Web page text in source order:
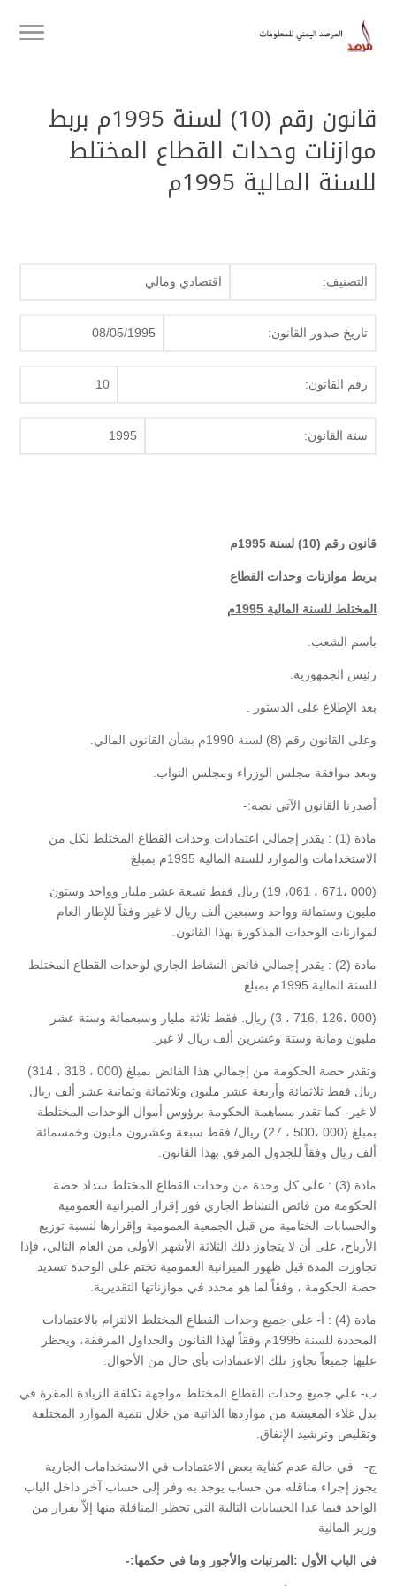
قانون رقم (10) لسنة 1995م بربط
موازنات وحدات القطاع المختلط
للسنة المالية 1995م
التصنيف: اقتصادي ومالي
تاريخ صدور القانون: 08/05/1995
رقم القانون: 10
سنة القانون: 1995
قانون رقم (10) لسنة 1995م
بربط موازنات وحدات القطاع
المختلط للسنة المالية 1995م
باسم الشعب.
رئيس الجمهورية.
بعد الإطلاع على الدستور .
وعلى القانون رقم (8) لسنة 1990م بشأن القانون المالي.
وبعد موافقة مجلس الوزراء ومجلس النواب.
أصدرنا القانون الآتي نصه:-
مادة (1) : يقدر إجمالي اعتمادات وحدات القطاع المختلط لكل من
الاستخدامات والموارد للسنة المالية 1995م بمبلغ
(000 ،671 ، 061، 19) ريال فقط تسعة عشر مليار وواحد وستون
مليون وستمائة وواحد وسبعين ألف ريال لا غير وفقاً للإطار العام
لموازنات الوحدات المذكورة بهذا القانون.
مادة (2) : يقدر إجمالي فائض النشاط الجاري لوحدات القطاع المختلط
للسنة المالية 1995م بمبلغ
(000 ،126 ,716 ، 3) ريال. فقط ثلاثة مليار وسبعمائة وستة عشر
مليون ومائة وستة وعشرين ألف ريال لا غير.
وتقدر حصة الحكومة من إجمالي هذا الفائض بمبلغ (000 ، 318 ، 314)
ريال فقط ثلاثمائة وأربعة عشر مليون وثلاثمائة وثمانية عشر ألف ريال
لا غير- كما تقدر مساهمة الحكومة برؤوس أموال الوحدات المختلطة
بمبلغ (000 ،500 ، 27) ريال/ فقط سبعة وعشرون مليون وخمسمائة
ألف ريال وفقاً للجدول المرفق بهذا القانون.
مادة (3) : على كل وحدة من وحدات القطاع المختلط سداد حصة
الحكومة من فائض النشاط الجاري فور إقرار الميزانية العمومية
والحسابات الختامية من قبل الجمعية العمومية وإقرارها لنسبة توزيع
الأرباح، على أن لا يتجاوز ذلك الثلاثة الأشهر الأولى من العام التالي، فإذا
تجاوزت المدة قبل ظهور الميزانية العمومية تختم على الوحدة تسديد
حصة الحكومة ، وفقاً لما هو محدد في موازناتها التقديرية.
مادة (4) : أ- على جميع وحدات القطاع المختلط الالتزام بالاعتمادات
المحددة للسنة 1995م وفقاً لهذا القانون والجداول المرفقة، ويحظر
عليها جميعاً تجاوز تلك الاعتمادات بأي حال من الأحوال.
ب- علي جميع وحدات القطاع المختلط مواجهة تكلفة الزيادة المقرة في
بدل غلاء المعيشة من مواردها الذاتية من خلال تنمية الموارد المختلفة
وتقليص وترشيد الإنفاق.
ج- في حالة عدم كفاية بعض الاعتمادات في الاستخدامات الجارية
يجوز إجراء مناقله من حساب يوجد به وفر إلى حساب آخر داخل الباب
الواحد فيما عدا الحسابات التالية التي تحظر المناقلة منها إلاّ بقرار من
وزير المالية
في الباب الأول :المرتبات والأجور وما في حكمها:-